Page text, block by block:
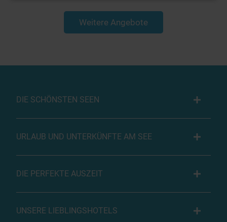
Weitere Angebote
DIE SCHÖNSTEN SEEN
URLAUB UND UNTERKÜNFTE AM SEE
DIE PERFEKTE AUSZEIT
UNSERE LIEBLINGSHOTELS